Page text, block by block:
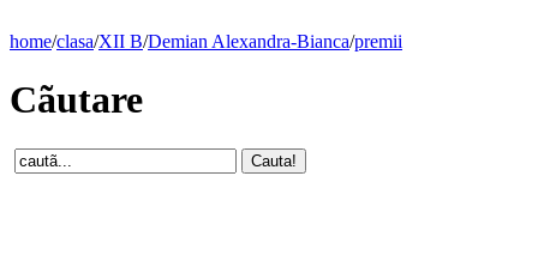
home/clasa/XII B/Demian Alexandra-Bianca/premii
Cãutare